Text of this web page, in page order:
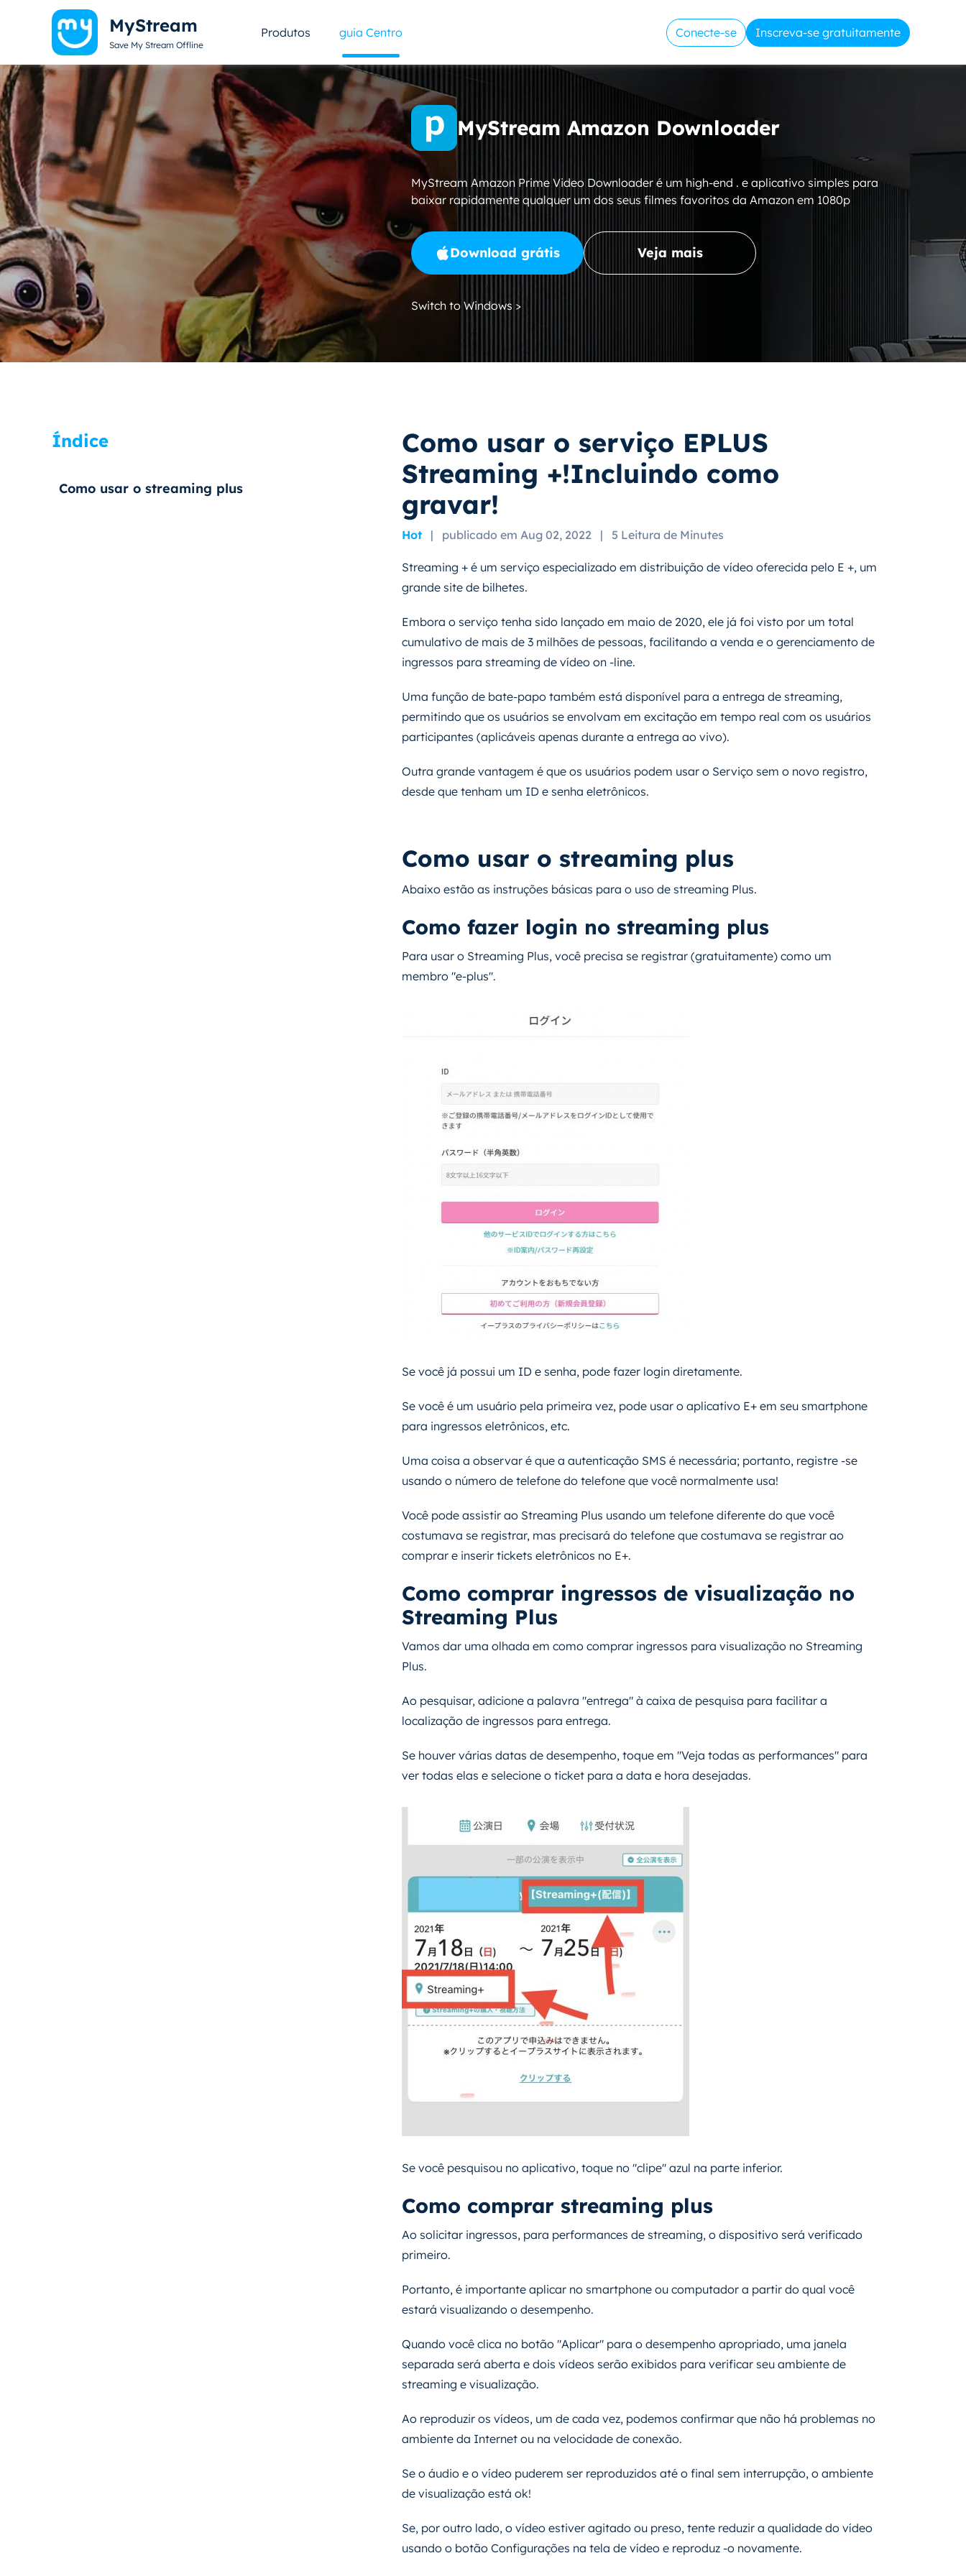
MyStream
Save My Stream Offline
Produtos guia Centro Conecte-se Inscreva-se gratuitamente
MyStream Amazon Downloader
MyStream Amazon Prime Video Downloader é um high-end . e aplicativo simples para
baixar rapidamente qualquer um dos seus filmes favoritos da Amazon em 1080p
Download grátis Veja mais
Switch to Windows >
Como usar o serviço EPLUS
Streaming +!Incluindo como
gravar!
Hot | publicado em Aug 02, 2022 | 5 Leitura de Minutes
Streaming + é um serviço especializado em distribuição de vídeo oferecida pelo E +, um
grande site de bilhetes.
Embora o serviço tenha sido lançado em maio de 2020, ele já foi visto por um total
cumulativo de mais de 3 milhões de pessoas, facilitando a venda e o gerenciamento de
ingressos para streaming de vídeo on -line.
Uma função de bate-papo também está disponível para a entrega de streaming,
permitindo que os usuários se envolvam em excitação em tempo real com os usuários
participantes (aplicáveis ​​apenas durante a entrega ao vivo).
Outra grande vantagem é que os usuários podem usar o Serviço sem o novo registro,
desde que tenham um ID e senha eletrônicos.
Como usar o streaming plus
Abaixo estão as instruções básicas para o uso de streaming Plus.
Como fazer login no streaming plus
Para usar o Streaming Plus, você precisa se registrar (gratuitamente) como um
membro "e-plus".
Se você já possui um ID e senha, pode fazer login diretamente.
Se você é um usuário pela primeira vez, pode usar o aplicativo E+ em seu smartphone
para ingressos eletrônicos, etc.
Uma coisa a observar é que a autenticação SMS é necessária; portanto, registre -se
usando o número de telefone do telefone que você normalmente usa!
Você pode assistir ao Streaming Plus usando um telefone diferente do que você
costumava se registrar, mas precisará do telefone que costumava se registrar ao
comprar e inserir tickets eletrônicos no E+.
Como comprar ingressos de visualização no
Streaming Plus
Vamos dar uma olhada em como comprar ingressos para visualização no Streaming
Plus.
Ao pesquisar, adicione a palavra "entrega" à caixa de pesquisa para facilitar a
localização de ingressos para entrega.
Se houver várias datas de desempenho, toque em "Veja todas as performances" para
ver todas elas e selecione o ticket para a data e hora desejadas.
Se você pesquisou no aplicativo, toque no "clipe" azul na parte inferior.
Como comprar streaming plus
Ao solicitar ingressos, para performances de streaming, o dispositivo será verificado
primeiro.
Portanto, é importante aplicar no smartphone ou computador a partir do qual você
estará visualizando o desempenho.
Quando você clica no botão "Aplicar" para o desempenho apropriado, uma janela
separada será aberta e dois vídeos serão exibidos para verificar seu ambiente de
streaming e visualização.
Ao reproduzir os vídeos, um de cada vez, podemos confirmar que não há problemas no
ambiente da Internet ou na velocidade de conexão.
Se o áudio e o vídeo puderem ser reproduzidos até o final sem interrupção, o ambiente
de visualização está ok!
Se, por outro lado, o vídeo estiver agitado ou preso, tente reduzir a qualidade do vídeo
usando o botão Configurações na tela de vídeo e reproduz -o novamente.
Índice
Como usar o streaming plus